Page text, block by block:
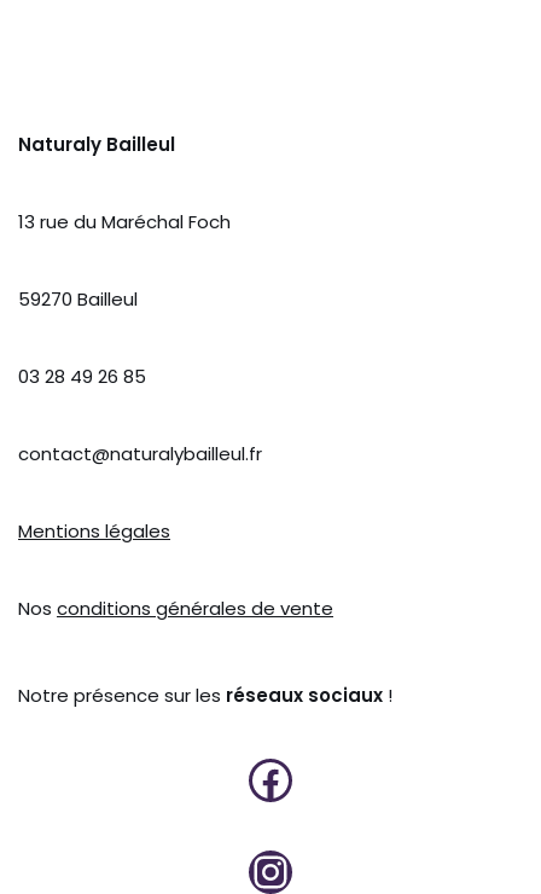
Naturaly Bailleul
13 rue du Maréchal Foch
59270 Bailleul
03 28 49 26 85
contact@naturalybailleul.fr
Mentions légales
Nos conditions générales de vente
Notre présence sur les réseaux sociaux !